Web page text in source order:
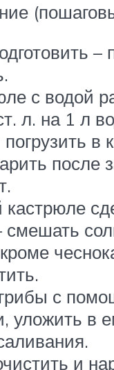
–
с водой
л. на 1 л
в
после
кастрюле
смешать
с
уложить в
и